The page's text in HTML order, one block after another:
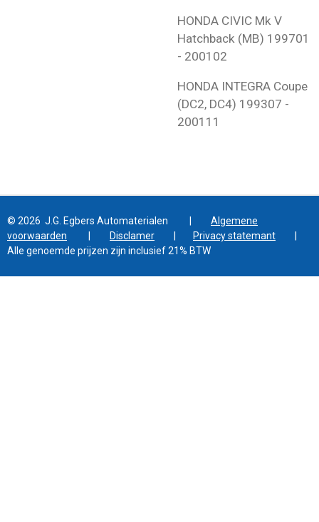
HONDA CIVIC Mk V
Hatchback (MB) 199701
- 200102
HONDA INTEGRA Coupe
(DC2, DC4) 199307 -
200111
© 2026 J.G. Egbers Automaterialen | Algemene
voorwaarden
Disclamer Privacy statemant
Alle genoemde prijzen zijn inclusief 21% BTW